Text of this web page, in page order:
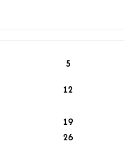
5
12
19
26